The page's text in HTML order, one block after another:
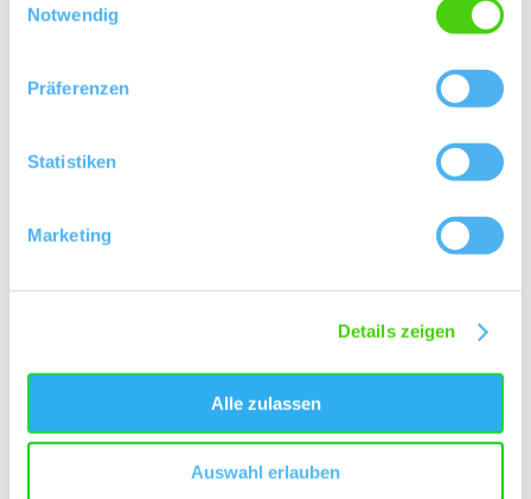
Notwendig
Präferenzen
Statistiken
Marketing
Details zeigen
Alle zulassen
Auswahl erlaubenauf Karte anzeigen